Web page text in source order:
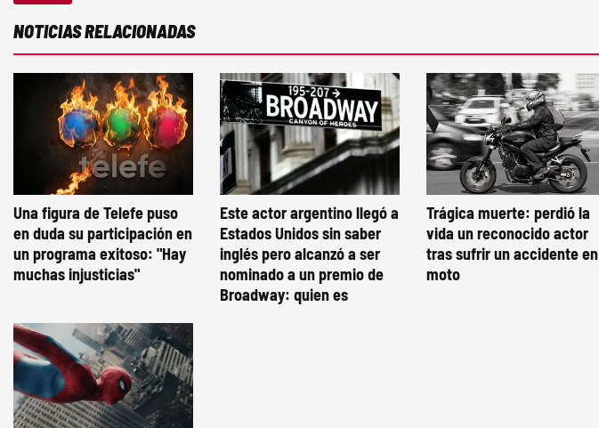
NOTICIAS RELACIONADAS
Una figura de Telefe puso
en duda su participación en
un programa exitoso: "Hay
muchas injusticias"
Este actor argentino llegó a
Estados Unidos sin saber
inglés pero alcanzó a ser
nominado a un premio de
Broadway: quien es
Trágica muerte: perdió la
vida un reconocido actor
tras sufrir un accidente en
moto